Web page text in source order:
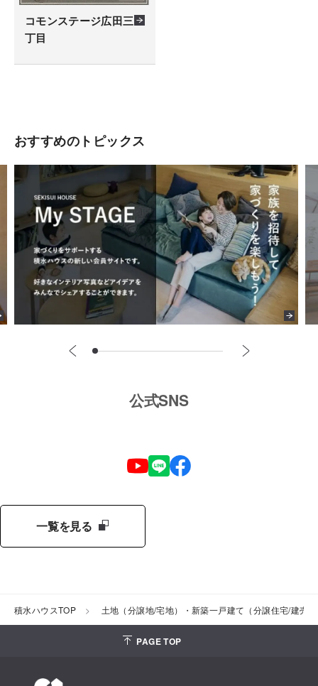
コモンステージ広田三
丁目
おすすめのトピックス
公式SNS
一覧を見る
積水ハウスTOP 土地（分譲地/宅地）・新築一戸建て（分譲住宅/建売
PAGE TOP